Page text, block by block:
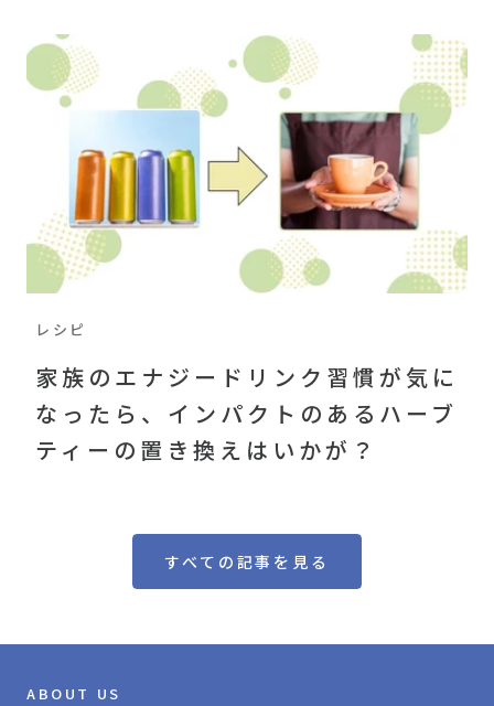
レシピ
家族のエナジードリンク習慣が気に
なったら、インパクトのあるハーブ
ティーの置き換えはいかが？
すべての記事を見る
ABOUT US